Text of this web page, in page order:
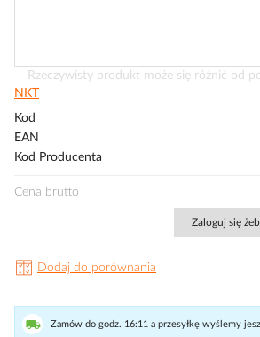
Przejdź
na
początek
Rzeczywisty produkt może się różnić od
NKT
Kod
EAN
Kod Producenta
Cena brutto
Zaloguj się
Dodaj do porównania
Zamów do godz. 16:11 a przesyłkę wyślemy